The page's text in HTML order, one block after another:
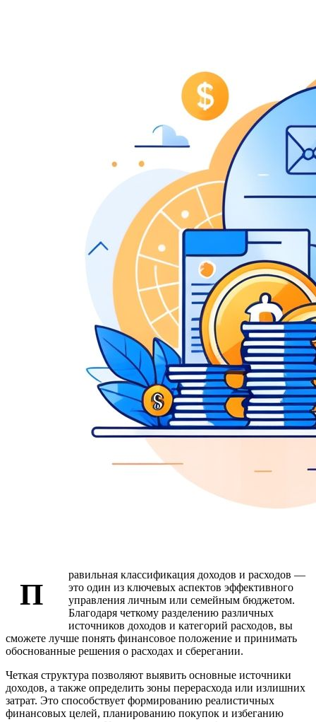
П
равильная классификация доходов и расходов —
это один из ключевых аспектов эффективного
управления личным или семейным бюджетом.
Благодаря четкому разделению различных
источников доходов и категорий расходов, вы
сможете лучше понять финансовое положение и принимать
обоснованные решения о расходах и сберегании.
Четкая структура позволяют выявить основные источники
доходов, а также определить зоны перерасхода или излишних
затрат. Это способствует формированию реалистичных
финансовых целей, планированию покупок и избеганию